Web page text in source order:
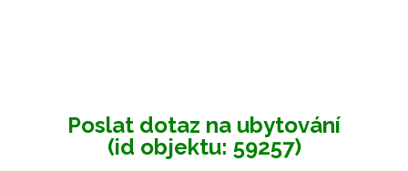
Poslat dotaz na ubytování
(id objektu: 59257)